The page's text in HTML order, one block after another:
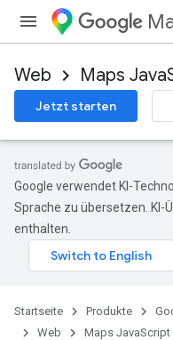
Web Maps
Jetzt starten
Google verwendet KI-
Sprache zu übersetzen. KI-
enthalten.
Startseite Produkte
Web
Maps JavaScript